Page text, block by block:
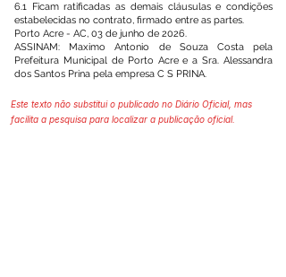
6.1 Ficam ratificadas as demais cláusulas e condições
estabelecidas no contrato, firmado entre as partes.
Porto Acre - AC, 03 de junho de 2026.
ASSINAM: Maximo Antonio de Souza Costa pela
Prefeitura Municipal de Porto Acre e a Sra. Alessandra
dos Santos Prina pela empresa C S PRINA.
Este texto não substitui o publicado no Diário Oficial, mas
facilita a pesquisa para localizar a publicação oficial.